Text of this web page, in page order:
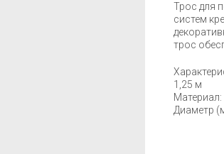
Трос для
систем
трос
1,25 м
Диаметр